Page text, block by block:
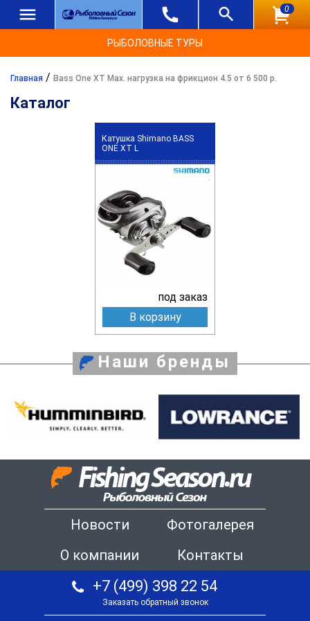
0
РЫБОЛОВНЫЕ ТУРЫ
Главная / Bass One XT Max. нагрузка на фрикцион 4.5 от 6 500 р.
Каталог
Катушка Shimano BASS
ONE XT L
под заказ
В корзину
Наши бренды
Новости
Фотогалерея
О компании
Контакты
+7 (499) 398 22 54
Заказать обратный звонок